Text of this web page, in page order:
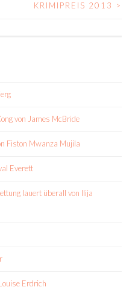
KRIMIPREIS 2013
>
von James McBride
Fiston Mwanza Mujila
Everett
lauert überall von Ilija
Erdrich